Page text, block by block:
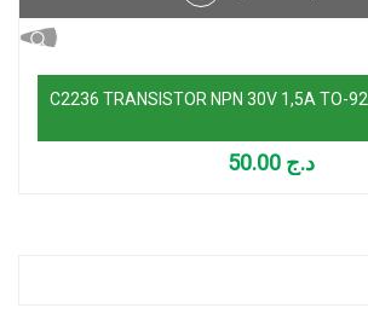
C2236 TRANSISTOR NPN 30V 1,5A TO-92
د.ج